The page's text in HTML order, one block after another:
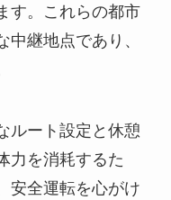
す。これらの都市
継地点であり、
ルート設定と休憩
力を消耗するた
安全運転を心がけ